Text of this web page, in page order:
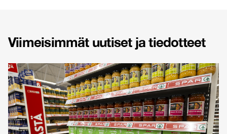
Viimeisimmät uutiset ja tiedotteet